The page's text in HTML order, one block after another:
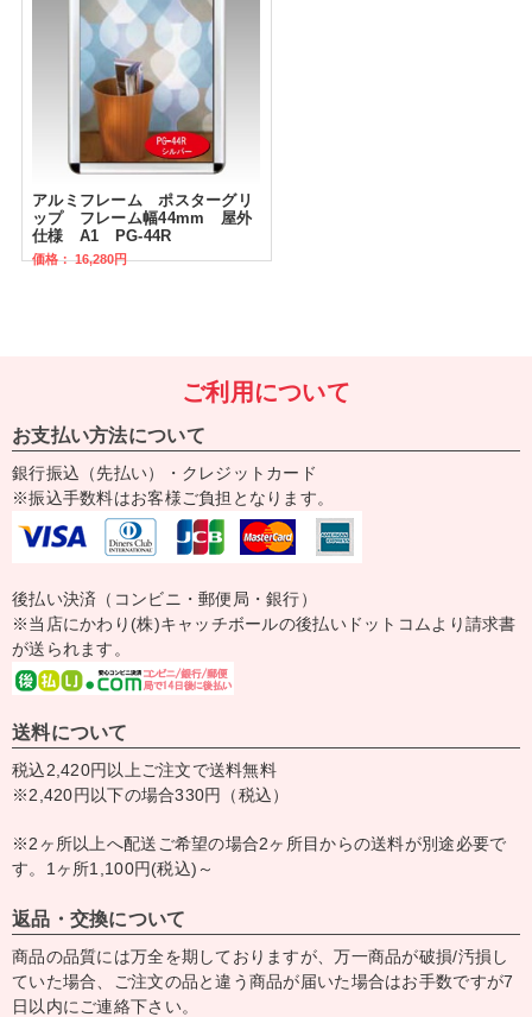
アルミフレーム ポスターグリ
ップ フレーム幅44mm 屋外
仕様 A1 PG-44R
価格： 16,280円
ご利用について
お支払い方法について
銀行振込（先払い）・クレジットカード
※振込手数料はお客様ご負担となります。
後払い決済（コンビニ・郵便局・銀行）
※当店にかわり(株)キャッチボールの後払いドットコムより請求書
が送られます。
送料について
税込2,420円以上ご注文で送料無料
※2,420円以下の場合330円（税込）
※2ヶ所以上へ配送ご希望の場合2ヶ所目からの送料が別途必要で
す。1ヶ所1,100円(税込)～
返品・交換について
商品の品質には万全を期しておりますが、万一商品が破損/汚損し
ていた場合、ご注文の品と違う商品が届いた場合はお手数ですが7
日以内にご連絡下さい。